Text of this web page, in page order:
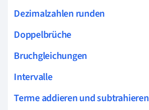
Dezimalzahlen runden
Doppelbrüche
Bruchgleichungen
Intervalle
Terme addieren und subtrahieren